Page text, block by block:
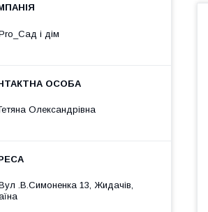
і дім
Олександрівна
.В.Симоненка 13, Жидачів,